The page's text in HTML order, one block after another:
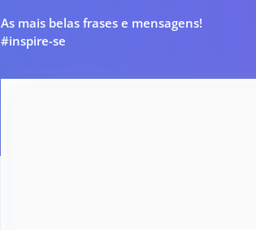
As mais belas frases e mensagens!
#inspire-se